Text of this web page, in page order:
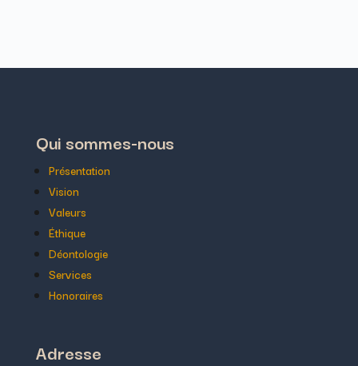
Qui sommes-nous
Présentation
Vision
Valeurs
Éthique
Déontologie
Services
Honoraires
Adresse